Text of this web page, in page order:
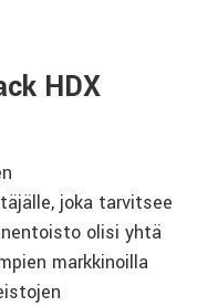
HDX
joka tarvitsee
olisi yhtä
markkinoilla